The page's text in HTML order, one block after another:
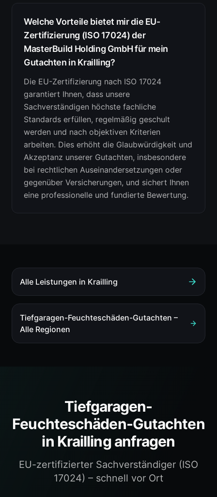
Welche Vorteile bietet mir die EU-
Zertifizierung (ISO 17024) der
MasterBuild Holding GmbH für mein
Gutachten in Krailling?
Die EU-Zertifizierung nach ISO 17024
garantiert Ihnen, dass unsere
Sachverständigen höchste fachliche
Standards erfüllen, regelmäßig geschult
werden und nach objektiven Kriterien
arbeiten. Dies erhöht die Glaubwürdigkeit und
Akzeptanz unserer Gutachten, insbesondere
bei rechtlichen Auseinandersetzungen oder
gegenüber Versicherungen, und sichert Ihnen
eine professionelle und fundierte Bewertung.
Alle Leistungen in Krailling
Tiefgaragen-Feuchteschäden-Gutachten –
Alle Regionen
Tiefgaragen-
Feuchteschäden-Gutachten
in Kraillinganfragen
EU-zertifizierter Sachverständiger (ISO
17024) – schnell vor Ort